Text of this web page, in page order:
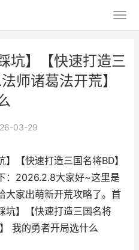
坑】【快速打造三
师诸葛法开荒】
03-29
【快速打造三国名将BD】
：2026.2.8大家好~这里是
大家出萌新开荒攻略了。首
坑】【快速打造三国名将
我的勇者开局选什么